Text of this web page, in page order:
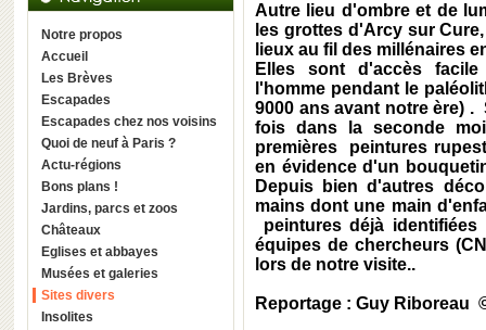
Notre propos
Accueil
Les Brèves
Escapades
Escapades chez nos voisins
Quoi de neuf à Paris ?
Actu-régions
Bons plans !
Jardins, parcs et zoos
Châteaux
Eglises et abbayes
Musées et galeries
Sites divers
Insolites
Autre lieu d'ombre et de
les grottes d'Arcy sur
lieux au fil des millénaires
Elles sont d'accès
l'homme pendant le
9000 ans avant notre ère)
fois dans la seconde
premières peintures
en évidence d'un
Depuis bien d'autres
mains dont une main
peintures déjà
équipes de chercheurs
lors de notre visite..
Reportage : Guy Riboreau